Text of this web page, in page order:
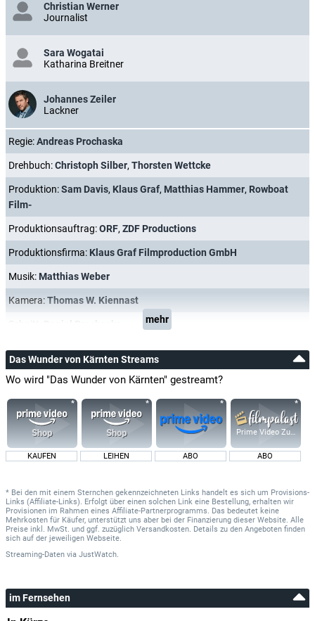
Christian Werner
Journalist
Sara Wogatai
Katharina Breitner
Johannes Zeiler
Lackner
Regie:Andreas Prochaska
Drehbuch:Christoph Silber, Thorsten Wettcke
Produktion:Sam Davis, Klaus Graf, Matthias Hammer, Rowboat
Film-
Produktionsauftrag:ORF, ZDF Productions
Produktionsfirma: Klaus Graf Filmproduction GmbH
Musik: Matthias Weber
Kamera:Thomas W. Kiennast
mehr
Das Wunder von Kärnten Streams
Wo wird "Das Wunder von Kärnten" gestreamt?
KAUFEN LEIHEN ABO
Prime Video Zusatz-
ABO
* Bei den mit einem Sternchen gekennzeichneten Links handelt es sich um Provisions-
Links (Affiliate-Links). Erfolgt über einen solchen Link eine Bestellung, erhalten wir
Provisionen im Rahmen eines Affiliate-Partnerprogramms. Das bedeutet keine
Mehrkosten für Käufer, unterstützt uns aber bei der Finanzierung dieser Website. Alle
Preise inkl. MwSt. und ggf. zuzüglich Versandkosten. Details zu den Angeboten finden
sich auf der jeweiligen Webseite.
Streaming-Daten via JustWatch.
im Fernsehen